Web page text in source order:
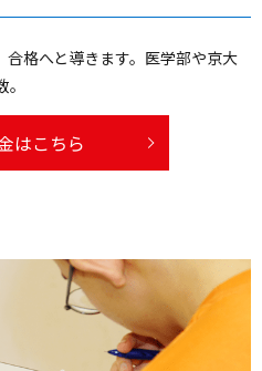
格へと導きます。医学部や京大
はこちら